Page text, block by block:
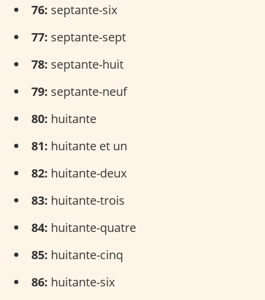
76: septante-six
77: septante-sept
78: septante-huit
79: septante-neuf
80: huitante
81: huitante et un
82: huitante-deux
83: huitante-trois
84: huitante-quatre
85: huitante-cinq
86: huitante-six